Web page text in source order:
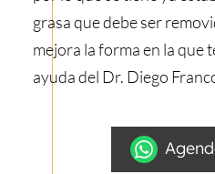
grasa que debe ser
mejora la forma en la que
ayuda del Dr. Diego